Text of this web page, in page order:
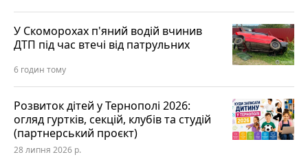
У Скоморохах п'яний водій вчинив
ДТП під час втечі від патрульних
6 годин тому
Розвиток дітей у Тернополі 2026:
огляд гуртків, секцій, клубів та студій
(партнерський проєкт)
28 липня 2026 р.